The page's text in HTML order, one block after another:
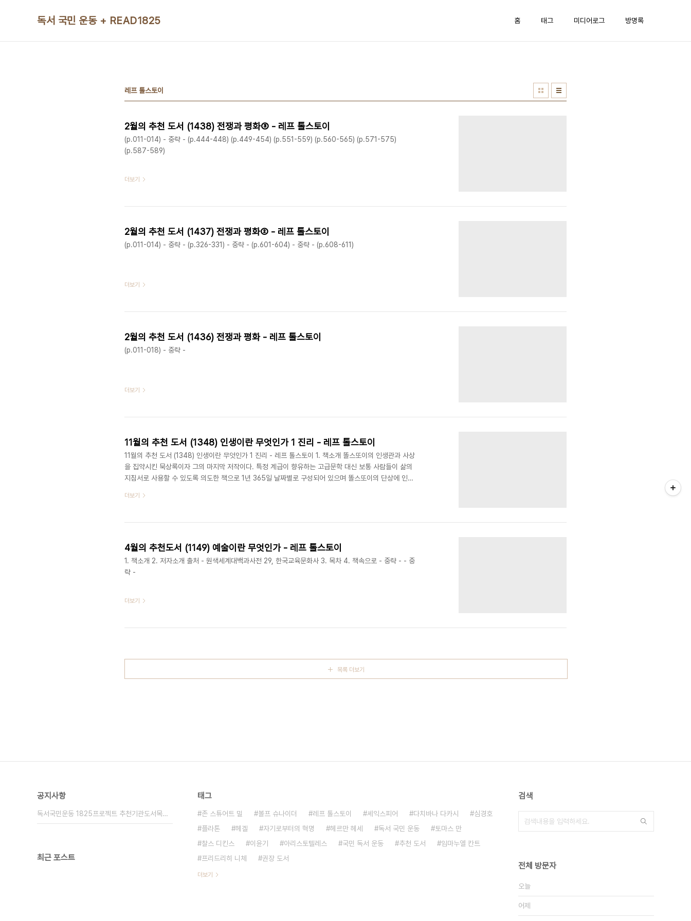
독서 국민 운동 + READ1825 홈 태그 미디어로그 방명록
레프 톨스토이
2월의 추천 도서 (1438) 전쟁과 평화③ - 레프 톨스토이
(p.011-014) - 중략 - (p.444-448) (p.449-454) (p.551-559) (p.560-565) (p.571-575)
(p.587-589)
더보기
2월의 추천 도서 (1437) 전쟁과 평화② - 레프 톨스토이
(p.011-014) - 중략 - (p.326-331) - 중략 - (p.601-604) - 중략 - (p.608-611)
더보기
2월의 추천 도서 (1436) 전쟁과 평화 - 레프 톨스토이
(p.011-018) - 중략 -
더보기
11월의 추천 도서 (1348) 인생이란 무엇인가 1 진리 - 레프 톨스토이
11월의 추천 도서 (1348) 인생이란 무엇인가 1 진리 - 레프 톨스토이 1. 책소개 똘스또이의 인생관과 사상
을 집약시킨 묵상록이자 그의 마지막 저작이다. 특정 계급이 향유하는 고급문학 대신 보통 사람들이 삶의
지침서로 사용할 수 있도록 의도한 책으로 1년 365일 날짜별로 구성되어 있으며 똘스또이의 단상에 인용
째 읽을거리'를 덧붙였다. 52개의 짦은 이야기들은 똘스또이가 직접 쓴 글을 포함해 빅토르위고, 도스또예
아들로 태어나 인류의 양심을 대변하는 세계적인 문호가 된 후 시골 간이역에서 폐..
더보기
4월의 추천도서 (1149) 예술이란 무엇인가 - 레프 톨스토이
1. 책소개 2. 저자소개 출처 - 원색세계대백과사전 29, 한국교육문화사 3. 목차 4. 책속으로 - 중략 - - 중
략 -
더보기
목록 더보기
공지사항
독서국민운동 1825프로젝트 추천기관도서목록 34
최근 포스트
태그
존 스튜어트 밀 볼프 슈나이더 레프 톨스토이 셰익스피어 다치바나 다카시
심경호
플라톤
헤겔 자기로부터의 혁명 헤르만 헤세 독서 국민 운동
토마스 만
찰스 디킨스
이윤기 아리스토텔레스 국민 독서 운동 추천 도서
임마누엘 칸트
프리드리히 니체
권장 도서
더보기
검색
전체 방문자
오늘
어제